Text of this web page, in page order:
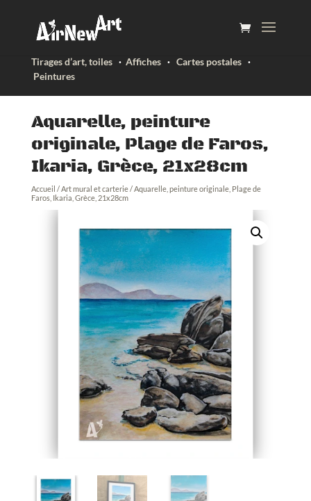
Tirages d’art, toiles· Affiches· Cartes postales·
Peintures
Aquarelle, peinture
originale, Plage de Faros,
Ikaria, Grèce, 21x28cm
Accueil /Art mural et carterie/ Aquarelle, peinture originale, Plage de
Faros, Ikaria, Grèce, 21x28cm